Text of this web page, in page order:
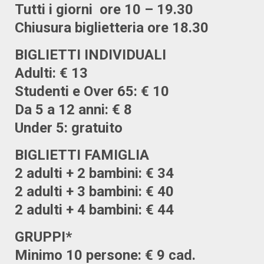
Tutti i giorni ore 10 – 19.30
Chiusura biglietteria ore 18.30
BIGLIETTI INDIVIDUALI
Adulti: € 13
Studenti e Over 65: € 10
Da 5 a 12 anni: € 8
Under 5: gratuito
BIGLIETTI FAMIGLIA
2 adulti + 2 bambini: € 34
2 adulti + 3 bambini: € 40
2 adulti + 4 bambini: € 44
GRUPPI*
Minimo 10 persone: € 9 cad.